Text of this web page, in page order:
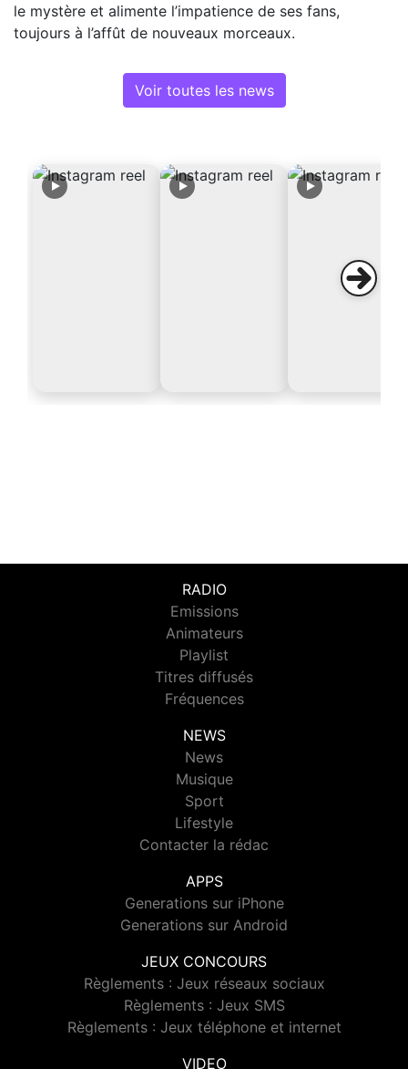
le mystère et alimente l’impatience de ses fans,
toujours à l’affût de nouveaux morceaux.
Voir toutes les news
RADIO
Emissions
Animateurs
Playlist
Titres diffusés
Fréquences
NEWS
News
Musique
Sport
Lifestyle
Contacter la rédac
APPS
Generations sur iPhone
Generations sur Android
JEUX CONCOURS
Règlements : Jeux réseaux sociaux
Règlements : Jeux SMS
Règlements : Jeux téléphone et internet
VIDEO